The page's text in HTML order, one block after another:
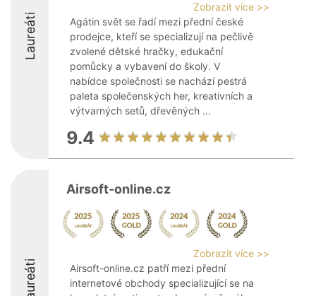
Laureáti
Zobrazit více >>
Agátin svět se řadí mezi přední české
prodejce, kteří se specializují na pečlivě
zvolené dětské hračky, edukační
pomůcky a vybavení do školy. V
nabídce společnosti se nachází pestrá
paleta společenských her, kreativních a
výtvarných setů, dřevěných ...
9.4
Laureáti
Airsoft-online.cz
Zobrazit více >>
Airsoft-online.cz patří mezi přední
internetové obchody specializující se na